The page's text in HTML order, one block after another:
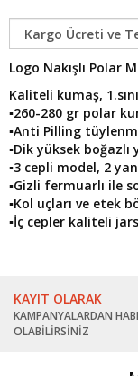
Logo Nakışlı Polar
Kaliteli kumaş,
▪260-280 gr polar
▪Anti Pilling
▪Dik yüksek boğazlı
▪3 cepli model, 2
▪Gizli fermuarlı ile
▪Kol uçları ve etek
▪İç cepler kaliteli
KAYIT OLARAK
KAMPANYALARDAN
OLABİLİRSİNİZ